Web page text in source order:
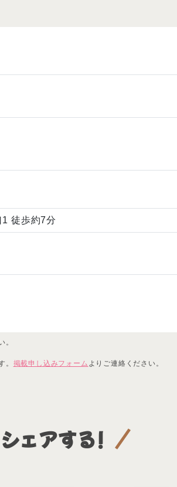
徒歩約7分
。
。 掲載申し込みフォーム よりご連絡ください。
シェアする!